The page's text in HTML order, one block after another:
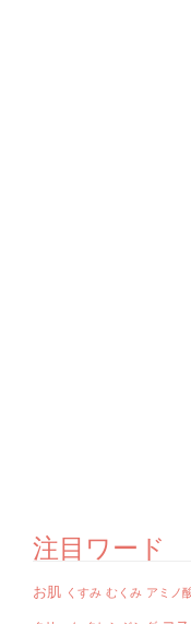
注目ワード
お肌 くすみ むくみ アミノ